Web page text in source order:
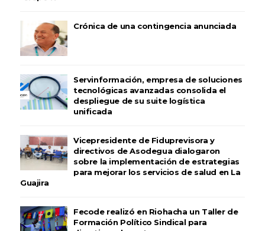
Crónica de una contingencia anunciada
Servinformación, empresa de soluciones
tecnológicas avanzadas consolida el
despliegue de su suite logística
unificada
Vicepresidente de Fiduprevisora y
directivos de Asodegua dialogaron
sobre la implementación de estrategias
para mejorar los servicios de salud en La
Guajira
Fecode realizó en Riohacha un Taller de
Formación Político Sindical para